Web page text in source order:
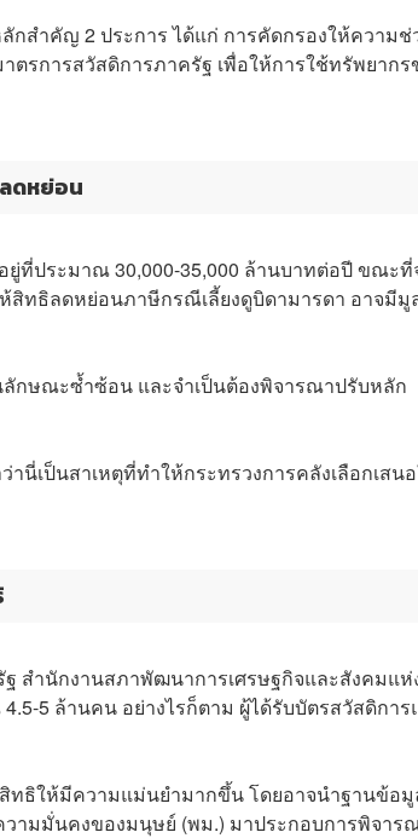
กสำคัญ 2 ประการ ได้แก่ การคัดกรองให้ความช่
ตรการสวัสดิการภาครัฐ เพื่อให้การใช้ทรัพยากร
ดหย่อน
ที่ประมาณ 30,000-35,000 ล้านบาทต่อปี ขณะที่
สิทธิลดหย่อนภาษีกรณีเลี้ยงดูบิดามารดา อาจมีมู
ลักษณะซ้ำซ้อน และจำเป็นต้องพิจารณาปรับหลัก
นี่เป็นสาเหตุที่ทำให้กระทรวงการคลังเลือกเสน
ฐ สำนักงานสภาพัฒนาการเศรษฐกิจและสังคมแห่
5 ล้านคน อย่างไรก็ตาม ผู้ได้รับบัตรสวัสดิการ
ทธิให้มีความแม่นยำมากขึ้น โดยอาจนำฐานข้อ
ามมั่นคงของมนุษย์ (พม.) มาประกอบการพิจาร